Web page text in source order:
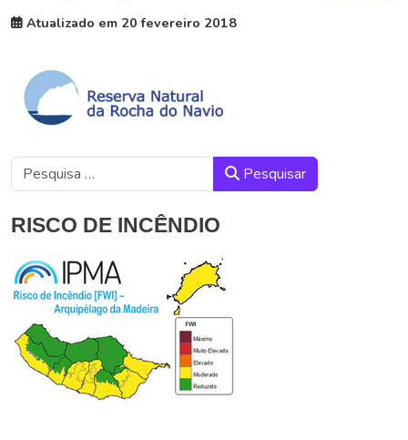
Atualizado em 20 fevereiro 2018
Pesquisar Pesquisar
RISCO DE INCÊNDIO